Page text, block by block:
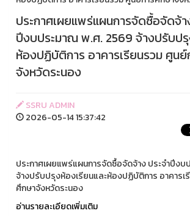
ประกาศเผยแพร่แผนการจัดซื้อจัดจ้า
ปีงบประมาณ พ.ศ. 2569 จ้างปรับปรุ
ห้องปฏิบัติการ อาคารเรียนรวม ศูน
จังหวัดระนอง
SSRU ADMIN
2026-05-14 15:37:42
ประกาศเผยแพร่แผนการจัดซื้อจัดจ้าง ประจำปีง
จ้างปรับปรุงห้องเรียนและห้องปฏิบัติการ อาคารเ
ศึกษาจังหวัดระนอง
อ่านรายละเอียดเพิ่มเติม